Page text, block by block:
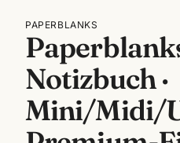
PAPERBLANKS
Notizbuch ·
Mini/Midi/